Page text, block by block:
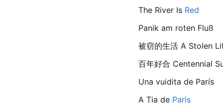
The River Is Red
Panik am roten Fluß
被窃的生活 A Stolen
百年好合 Centennial
Una vuidita de París
A Tia de Paris